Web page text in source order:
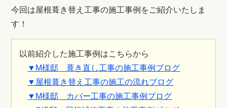
今回は屋根葺き替え工事の施工事例をご紹介いたしま
す！
以前紹介した施工事例はこちらから
▼M様邸 葺き直し工事の施工事例ブログ
▼屋根葺き替え工事の施工の流れブログ
▼M様邸 カバー工事の施工事例ブログ